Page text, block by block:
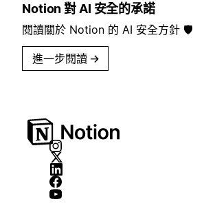
Notion 對 AI 安全的承諾
閱讀關於 Notion 的 AI 安全方針 🛡️
進一步閱讀 →